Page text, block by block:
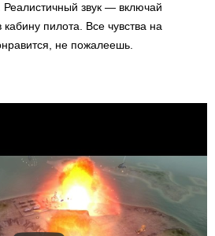
звук — включай
пилота. Все чувства на
не пожалеешь.